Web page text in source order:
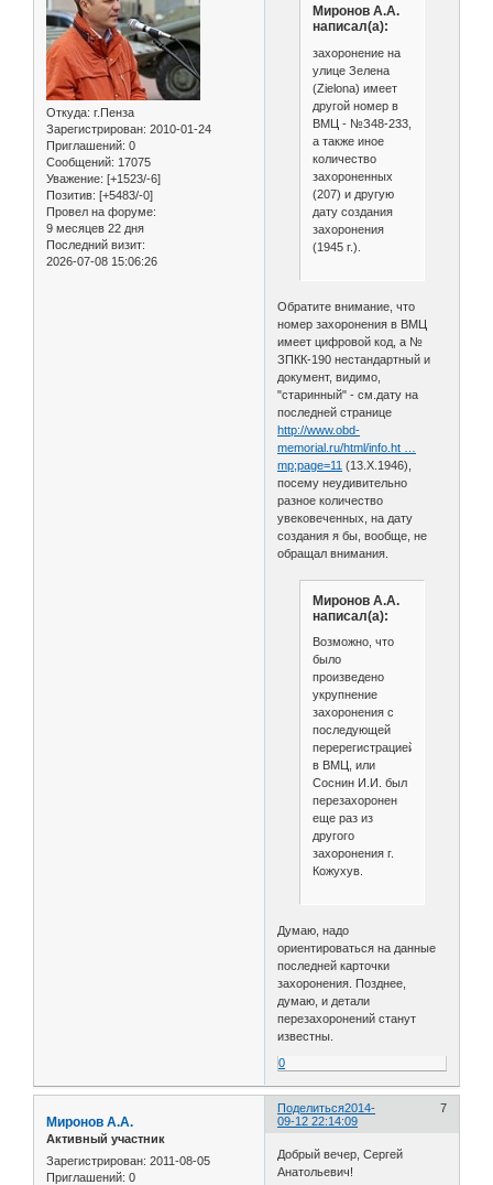
Откуда: г.Пенза
Зарегистрирован: 2010-01-24
Приглашений: 0
Сообщений: 17075
Уважение: [+1523/-6]
Позитив: [+5483/-0]
Провел на форуме:
9 месяцев 22 дня
Последний визит:
2026-07-08 15:06:26
Миронов А.А.
написал(а):
захоронение на
улице Зелена
(Zielona) имеет
другой номер в
ВМЦ - №З48-233,
а также иное
количество
захороненных
(207) и другую
дату создания
захоронения
(1945 г.).
Обратите внимание, что
номер захоронения в ВМЦ
имеет цифровой код, а №
ЗПКК-190 нестандартный и
документ, видимо,
"старинный" - см.дату на
последней странице
http://www.obd-
memorial.ru/html/info.ht …
mp;page=11 (13.X.1946),
посему неудивительно
разное количество
увековеченных, на дату
создания я бы, вообще, не
обращал внимания.
Миронов А.А.
написал(а):
Возможно, что
было
произведено
укрупнение
захоронения с
последующей
перерегистрацией
в ВМЦ, или
Соснин И.И. был
перезахоронен
еще раз из
другого
захоронения г.
Кожухув.
Думаю, надо
ориентироваться на данные
последней карточки
захоронения. Позднее,
думаю, и детали
перезахоронений станут
известны.
0
Поделиться 7
2014-
09-12 22:14:09
Миронов А.А.
Активный участник
Зарегистрирован: 2011-08-05
Приглашений: 0
Добрый вечер, Сергей
Анатольевич!